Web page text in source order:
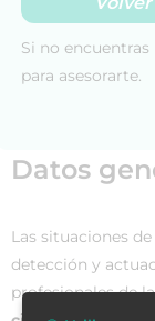
Datos
Las situaciones
detección y
profesionales de
Si no
para asesorarte.